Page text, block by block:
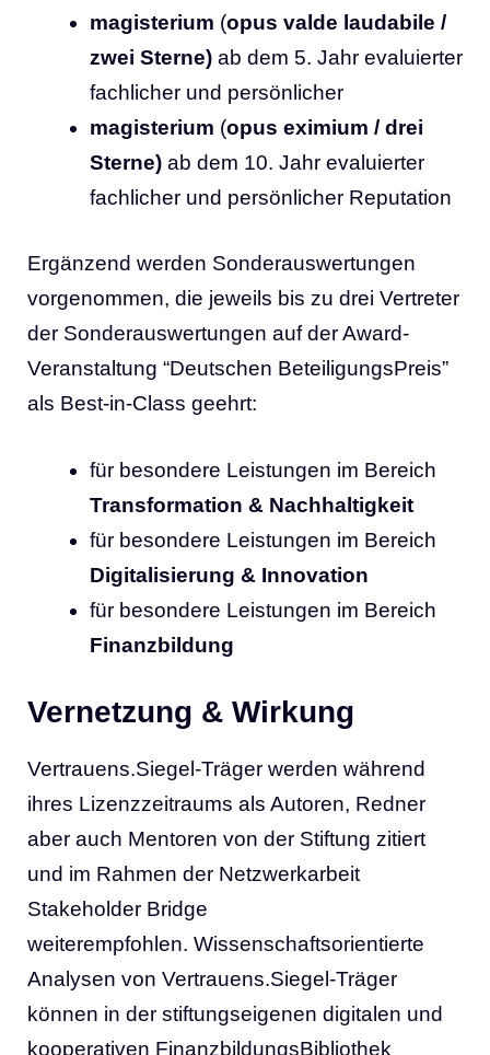
magisterium (opus valde laudabile /
zwei Sterne) ab dem 5. Jahr evaluierter
fachlicher und persönlicher
magisterium (opus eximium / drei
Sterne) ab dem 10. Jahr evaluierter
fachlicher und persönlicher Reputation
Ergänzend werden Sonderauswertungen
vorgenommen, die jeweils bis zu drei Vertreter
der Sonderauswertungen auf der Award-
Veranstaltung “Deutschen BeteiligungsPreis”
als Best-in-Class geehrt:
für besondere Leistungen im Bereich
Transformation & Nachhaltigkeit
für besondere Leistungen im Bereich
Digitalisierung & Innovation
für besondere Leistungen im Bereich
Finanzbildung
Vernetzung & Wirkung
Vertrauens.Siegel-Träger werden während
ihres Lizenzzeitraums als Autoren, Redner
aber auch Mentoren von der Stiftung zitiert
und im Rahmen der Netzwerkarbeit
Stakeholder Bridge
weiterempfohlen. Wissenschaftsorientierte
Analysen von Vertrauens.Siegel-Träger
können in der stiftungseigenen digitalen und
kooperativen FinanzbildungsBibliothek